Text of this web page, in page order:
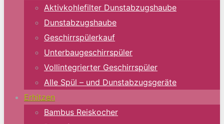
Aktivkohlefilter Dunstabzugshaube
Dunstabzugshaube
Geschirrspülerkauf
Unterbaugeschirrspüler
Vollintegrierter Geschirrspüler
Alle Spül – und Dunstabzugsgeräte
Erhitzen
Bambus Reiskocher